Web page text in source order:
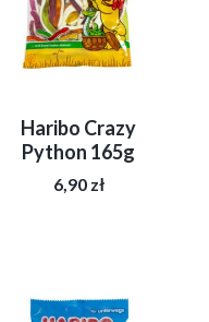
Haribo Crazy
Python 165g
6,90 zł